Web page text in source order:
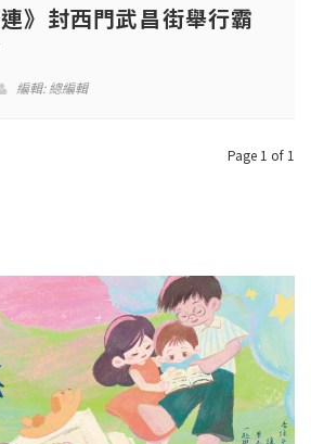
》封西門武昌街舉行霸
編輯:總編輯
Page 1 of 1